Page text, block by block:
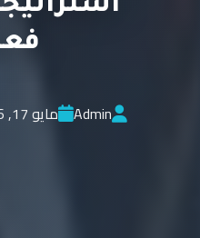
Admin مايو 17, 2026